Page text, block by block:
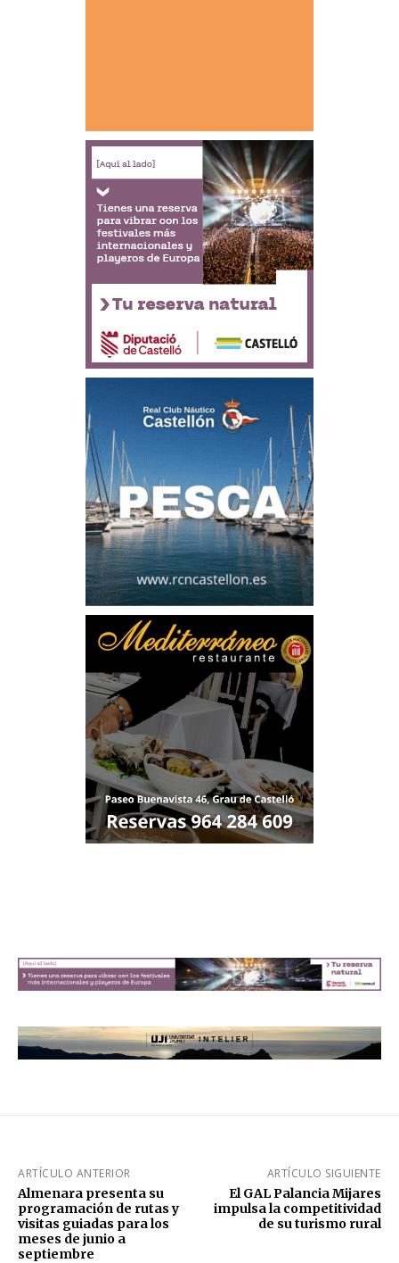
ARTÍCULO ANTERIOR
Almenara presenta su
programación de rutas y
visitas guiadas para los
meses de junio a
septiembre
ARTÍCULO SIGUIENTE
El GAL Palancia Mijares
impulsa la competitividad
de su turismo rural